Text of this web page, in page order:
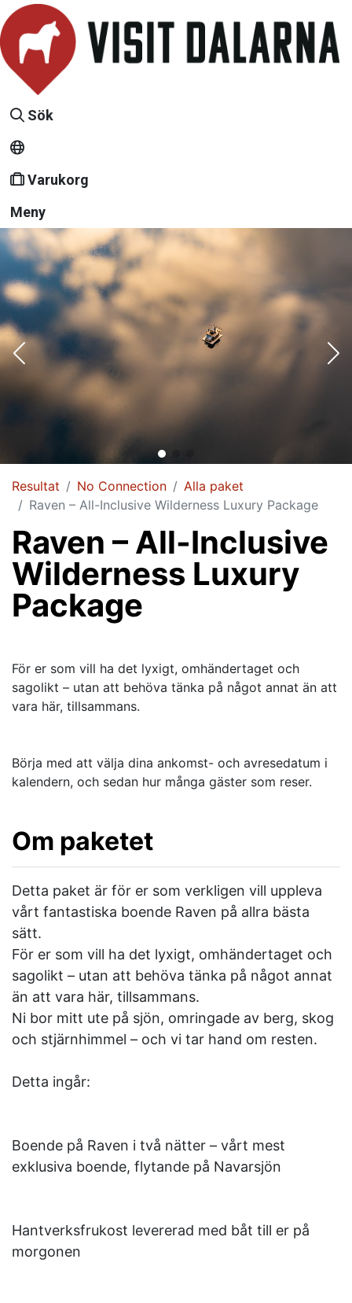
Sök
Varukorg
Meny
Resultat No Connection
Alla paket
Raven – All-Inclusive Wilderness Luxury Package
Raven – All-Inclusive
Wilderness Luxury
Package
För er som vill ha det lyxigt, omhändertaget och
sagolikt – utan att behöva tänka på något annat än att
vara här, tillsammans.
Börja med att välja dina ankomst- och avresedatum i
kalendern, och sedan hur många gäster som reser.
Om paketet
Detta paket är för er som verkligen vill uppleva
vårt fantastiska boende Raven på allra bästa
sätt.
För er som vill ha det lyxigt, omhändertaget och
sagolikt – utan att behöva tänka på något annat
än att vara här, tillsammans.
Ni bor mitt ute på sjön, omringade av berg, skog
och stjärnhimmel – och vi tar hand om resten.
Detta ingår:
Boende på Raven i två nätter – vårt mest
exklusiva boende, flytande på Navarsjön
Hantverksfrukost levererad med båt till er på
morgonen